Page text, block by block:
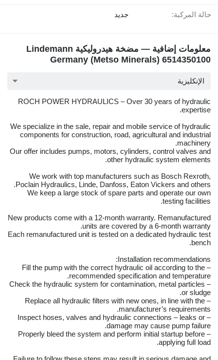
حالة المركبة: جديد
معلومات إضافية — مضخة هيدروليكية Lindemann
Germany (Metso Minerals) 6514350100
الإنكليزية
ROCH POWER HYDRAULICS – Over 30 years of hydraulic
expertise.
We specialize in the sale, repair and mobile service of hydraulic
components for construction, road, agricultural and industrial
machinery.
Our offer includes pumps, motors, cylinders, control valves and
other hydraulic system elements.
We work with top manufacturers such as Bosch Rexroth,
Poclain Hydraulics, Linde, Danfoss, Eaton Vickers and others.
We keep a large stock of spare parts and operate our own
testing facilities.
New products come with a 12-month warranty. Remanufactured
units are covered by a 6-month warranty.
Each remanufactured unit is tested on a dedicated hydraulic test
bench.
Installation recommendations:
– Fill the pump with the correct hydraulic oil according to the
recommended specification and temperature.
– Check the hydraulic system for contamination, metal particles
or sludge.
– Replace all hydraulic filters with new ones, in line with the
manufacturer’s requirements.
– Inspect hoses, valves and hydraulic connections – leaks or
damage may cause pump failure.
– Properly bleed the system and perform initial startup before
applying full load.